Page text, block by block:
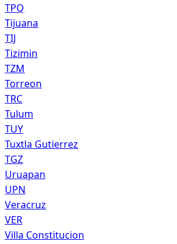
TPQ
Tijuana
TIJ
Tizimin
TZM
Torreon
TRC
Tulum
TUY
Tuxtla Gutierrez
TGZ
Uruapan
UPN
Veracruz
VER
Villa Constitucion